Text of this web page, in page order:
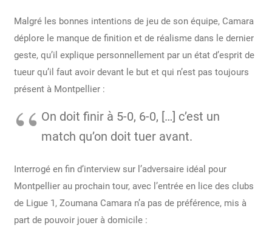
Malgré les bonnes intentions de jeu de son équipe, Camara
déplore le manque de finition et de réalisme dans le dernier
geste, qu’il explique personnellement par un état d’esprit de
tueur qu’il faut avoir devant le but et qui n’est pas toujours
présent à Montpellier :
On doit finir à 5-0, 6-0, […] c’est un
match qu’on doit tuer avant.
Interrogé en fin d’interview sur l’adversaire idéal pour
Montpellier au prochain tour, avec l’entrée en lice des clubs
de Ligue 1, Zoumana Camara n’a pas de préférence, mis à
part de pouvoir jouer à domicile :